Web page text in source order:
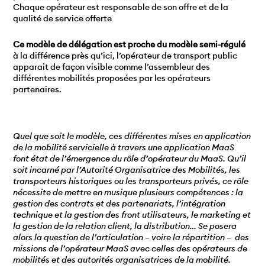
Chaque opérateur est responsable de son offre et de la
qualité de service offerte
Ce modèle de délégation est proche du modèle semi-régulé
à la différence près qu’ici, l’opérateur de transport public
apparait de façon visible comme l’assembleur des
différentes mobilités proposées par les opérateurs
partenaires.
Quel que soit le modèle, ces différentes mises en application
de la mobilité servicielle à travers une application MaaS
font état de l’émergence du rôle d’opérateur du MaaS. Qu’il
soit incarné par l’Autorité Organisatrice des Mobilités, les
transporteurs historiques ou les transporteurs privés, ce rôle
nécessite de mettre en musique plusieurs compétences : la
gestion des contrats et des partenariats, l’intégration
technique et la gestion des front utilisateurs, le marketing et
la gestion de la relation client, la distribution… Se posera
alors la question de l’articulation – voire la répartition – des
missions de l’opérateur MaaS avec celles des opérateurs de
mobilités et des autorités organisatrices de la mobilité.